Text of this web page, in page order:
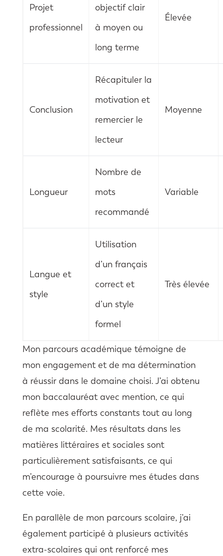
Projet
professionnel
objectif clair
à moyen ou
long terme
Élevée
Conclusion
Récapituler la
motivation et
remercier le
lecteur
Moyenne
Longueur
Nombre de
mots
recommandé
Variable
Langue et
style
Utilisation
d’un français
correct et
d’un style
formel
Très élevée
Mon parcours académique témoigne de
mon engagement et de ma détermination
à réussir dans le domaine choisi. J’ai obtenu
mon baccalauréat avec mention, ce qui
reflète mes efforts constants tout au long
de ma scolarité. Mes résultats dans les
matières littéraires et sociales sont
particulièrement satisfaisants, ce qui
m’encourage à poursuivre mes études dans
cette voie.
En parallèle de mon parcours scolaire, j’ai
également participé à plusieurs activités
extra-scolaires qui ont renforcé mes